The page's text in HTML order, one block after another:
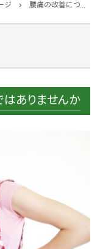
ジ chevron_right 腰痛の改善について
ありませんか